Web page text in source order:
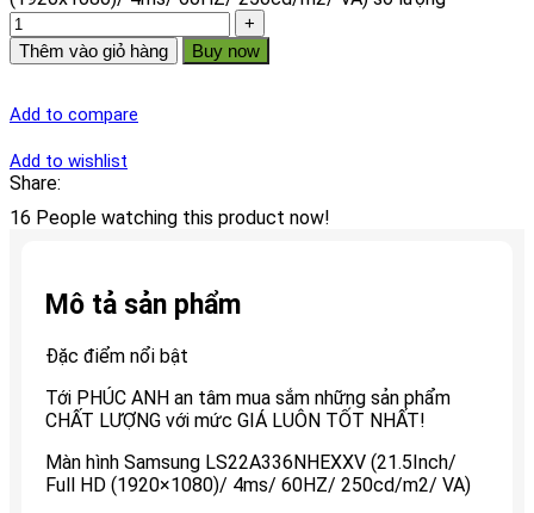
Thêm vào giỏ hàng Buy now
Add to compare
Add to wishlist
Share:
16 People watching this product now!
Mô tả sản phẩm
Đặc điểm nổi bật
Tới PHÚC ANH an tâm mua sắm những sản phẩm
CHẤT LƯỢNG với mức GIÁ LUÔN TỐT NHẤT!
Màn hình Samsung LS22A336NHEXXV (21.5Inch/
Full HD (1920×1080)/ 4ms/ 60HZ/ 250cd/m2/ VA)